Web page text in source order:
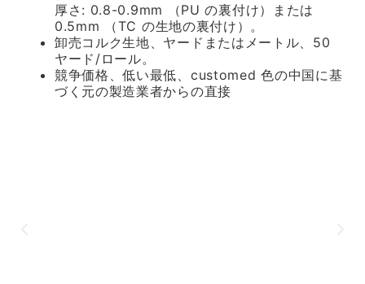
厚さ: 0.8-0.9mm （PU の裏付け）または
0.5mm （TC の生地の裏付け）。
卸売コルク生地、ヤードまたはメートル、50
ヤード/ロール。
競争価格、低い最低、customed 色の中国に基
づく元の製造業者からの直接